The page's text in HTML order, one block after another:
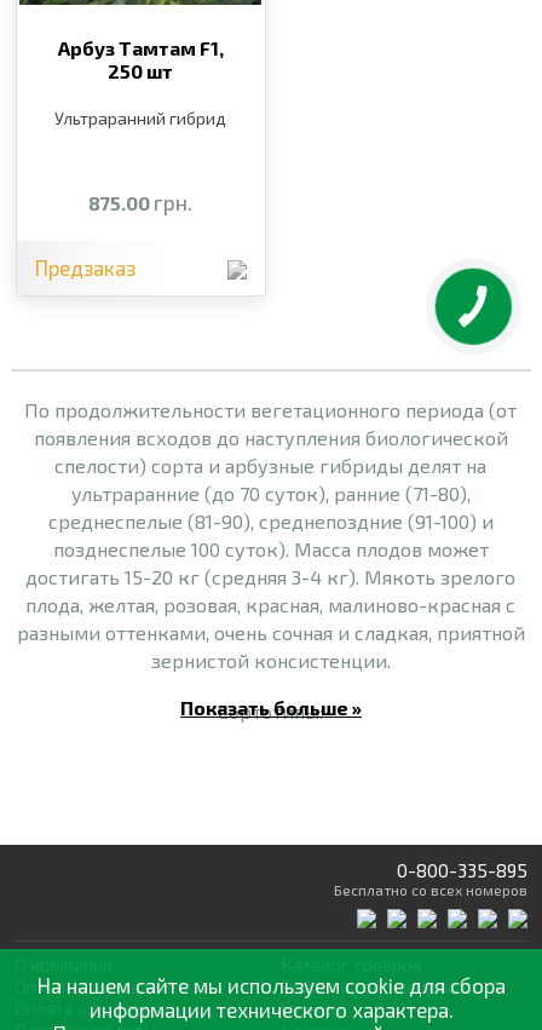
Арбуз Тамтам F1,
250 шт
Ультраранний гибрид
875.00 грн.
Предзаказ
По продолжительности вегетационного периода (от
появления всходов до наступления биологической
спелости) сорта и арбузные гибриды делят на
ультраранние (до 70 суток), ранние (71-80),
среднеспелые (81-90), среднепоздние (91-100) и
позднеспелые 100 суток). Масса плодов может
достигать 15-20 кг (средняя 3-4 кг). Мякоть зрелого
плода, желтая, розовая, красная, малиново-красная с
разными оттенками, очень сочная и сладкая, приятной
зернистой консистенции.
Сортотипы:
Обычно достигают среднего или большого размера.
- Шуга Бэйби. Арбузы этого сортотипа обычно имеют
компактные размеры. Плоды круглой или овальной
формы с гладкой поверхностью и темно-зеленой или
или красно-розовая, очень сладкая и сочная. У него
насыщенный, сладкий вкус без кислинки.
Показать больше »
0-800-335-895
Бесплатно со всех номеров
Оптовая продажа
Оплата и доставка
Статьии рекомендации
Отзывы
На нашем сайте мы используем cookie для сбора
информации технического характера.